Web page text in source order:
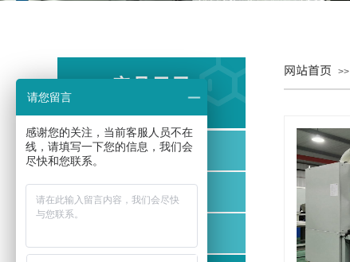
产品目录
网站首页 >>
汽爆工序
烘干工序
请您留言
感谢您的关注，当前客服人员不在
线，请填写一下您的信息，我们会
尽快和您联系。